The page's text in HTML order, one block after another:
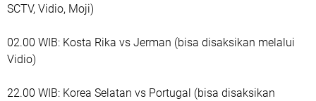
SCTV, Vidio, Moji)
02.00 WIB: Kosta Rika vs Jerman (bisa disaksikan melalui
Vidio)
22.00 WIB: Korea Selatan vs Portugal (bisa disaksikan